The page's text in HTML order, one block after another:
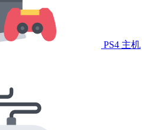
PS4 主机